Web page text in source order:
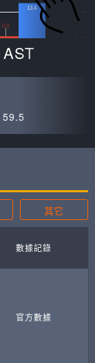
0.9
13.4
AST
59.5
其它
數據記錄
官方數據